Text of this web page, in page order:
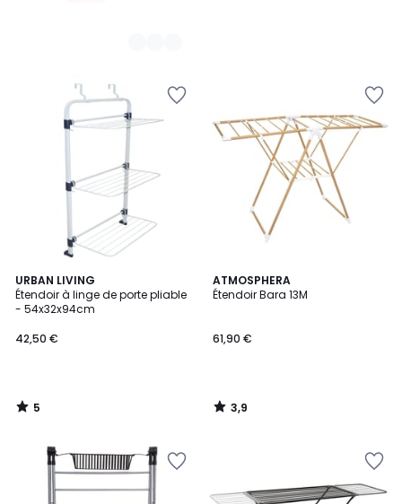
URBAN LIVING
Étendoir à linge de porte pliable
- 54x32x94cm
42,50 €
5
/
5
5
/
ATMOSPHERA
Étendoir Bara 13M
61,90 €
3,9
/ 5
3,9
/